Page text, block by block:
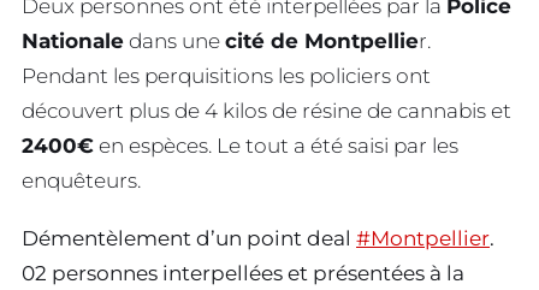
Deux personnes ont été interpellées par la Police
Nationale dans une cité de Montpellier.
Pendant les perquisitions les policiers ont
découvert plus de 4 kilos de résine de cannabis et
2400€ en espèces. Le tout a été saisi par les
enquêteurs.
Démentèlement d’un point deal #Montpellier.
02 personnes interpellées et présentées à la